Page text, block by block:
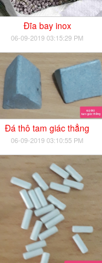
Đĩa bay inox
06-09-2019 03:15:29 PM
Đá thô tam giác thẳng
06-09-2019 03:10:55 PM